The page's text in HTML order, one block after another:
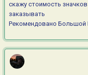
скажу стоимость
заказывать
Рекомендовано Большой